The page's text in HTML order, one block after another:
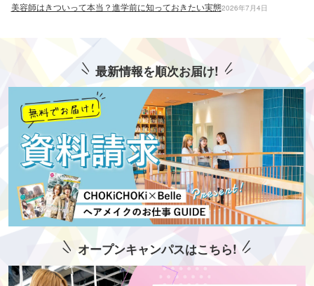
美容師はきついって本当？進学前に知っておきたい実態2026年7月4日
最新情報を順次お届け!
オープンキャンパスはこちら!